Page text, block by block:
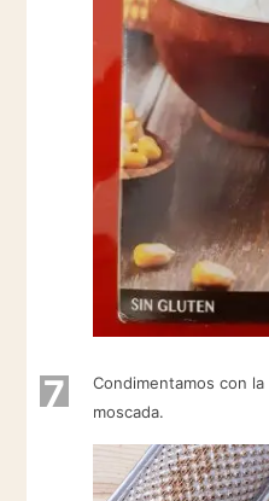
7
Condimentamos con
moscada.